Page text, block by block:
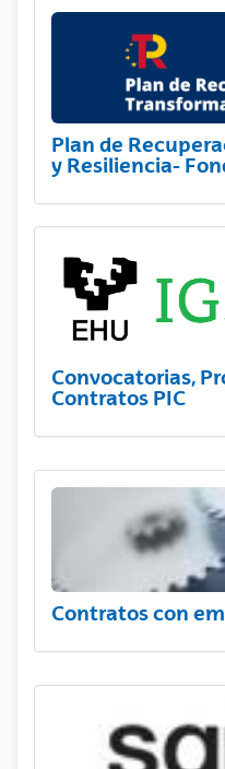
Plan de
y Resiliencia-
Convocatorias,
Contratos PIC
Contratos con